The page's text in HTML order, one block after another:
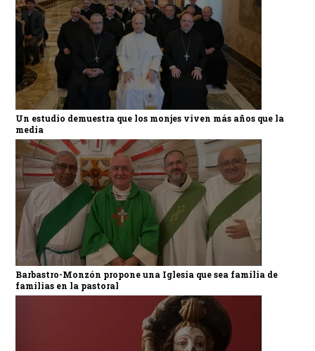
Un estudio demuestra que los monjes viven más años que la
media
Barbastro-Monzón propone una Iglesia que sea familia de
familias en la pastoral